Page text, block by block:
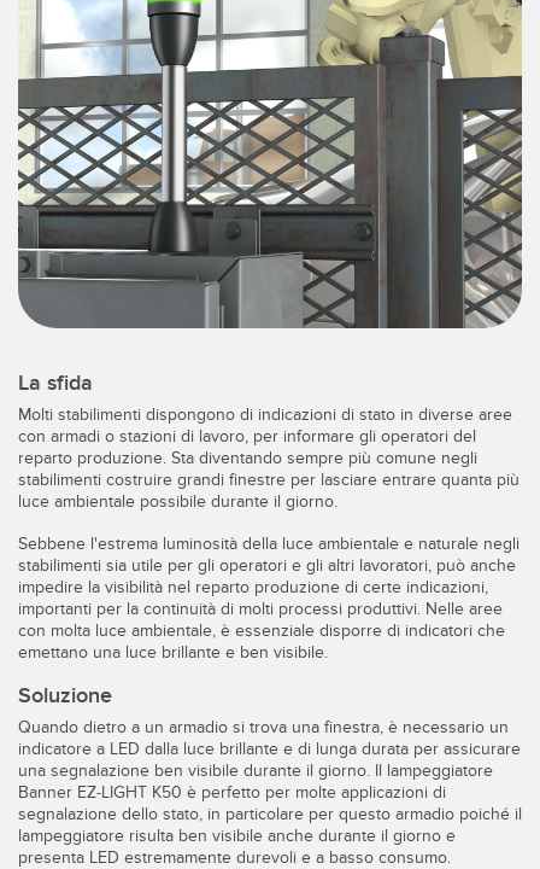
SENSORI
Sensori fotoelettrici
Laser per misurazione di distanza
Barriere di misura
3D Time-of-Flight
Fibra ottica
Sensori a forcella e di etichette
Sensori di luminescenza, colori e tacche di registro
Sensori Pick-to-Light
Sensori di temperatura
Sensori multiraggio e sensori a raggio ampio
Sensori di monitoraggio delle condizioni
Sensori di monitoraggio delle condizioni wireless
Sensori di vibrazioni
IIOT E LA FABBRICA
INTELLIGENTE
Protocolli di comunicazione industriali
Manutenzione predittiva
Manutenzione predittiva
Monitoraggio delle condizioni: manutenzione predittiva e
preventiva
Overall Equipment Effectiveness (OEE)
Richiesta di componenti, servizi o prelievo di pallet
Rilevamento del bordo iniziale
LINK CORRELATI
Lavaggio
IO-Link
La sfida
Molti stabilimenti dispongono di indicazioni di stato in diverse aree
con armadi o stazioni di lavoro, per informare gli operatori del
reparto produzione. Sta diventando sempre più comune negli
stabilimenti costruire grandi finestre per lasciare entrare quanta più
luce ambientale possibile durante il giorno.
Sebbene l'estrema luminosità della luce ambientale e naturale negli
stabilimenti sia utile per gli operatori e gli altri lavoratori, può anche
impedire la visibilità nel reparto produzione di certe indicazioni,
importanti per la continuità di molti processi produttivi. Nelle aree
con molta luce ambientale, è essenziale disporre di indicatori che
emettano una luce brillante e ben visibile.
Soluzione
Quando dietro a un armadio si trova una finestra, è necessario un
indicatore a LED dalla luce brillante e di lunga durata per assicurare
una segnalazione ben visibile durante il giorno. Il lampeggiatore
Banner EZ-LIGHT K50 è perfetto per molte applicazioni di
segnalazione dello stato, in particolare per questo armadio poiché il
lampeggiatore risulta ben visibile anche durante il giorno e
presenta LED estremamente durevoli e a basso consumo.